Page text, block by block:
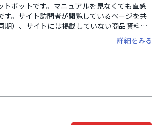
ボットです。マニュアルを見なくても直感
。サイト訪問者が閲覧しているページを共
）、サイトには掲載していない商品資料や
資料をサイト訪問者に共有して双方向に操
利な機能を多数搭載しています。サイト訪問
のも嬉しいポイントです。ページ滞在時間や
ャットボット運用の改善に活用できます。
詳細をみる